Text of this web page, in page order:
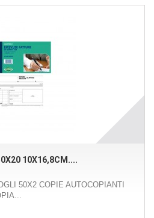
10X16,8CM....
50X2 COPIE AUTOCOPIANTI